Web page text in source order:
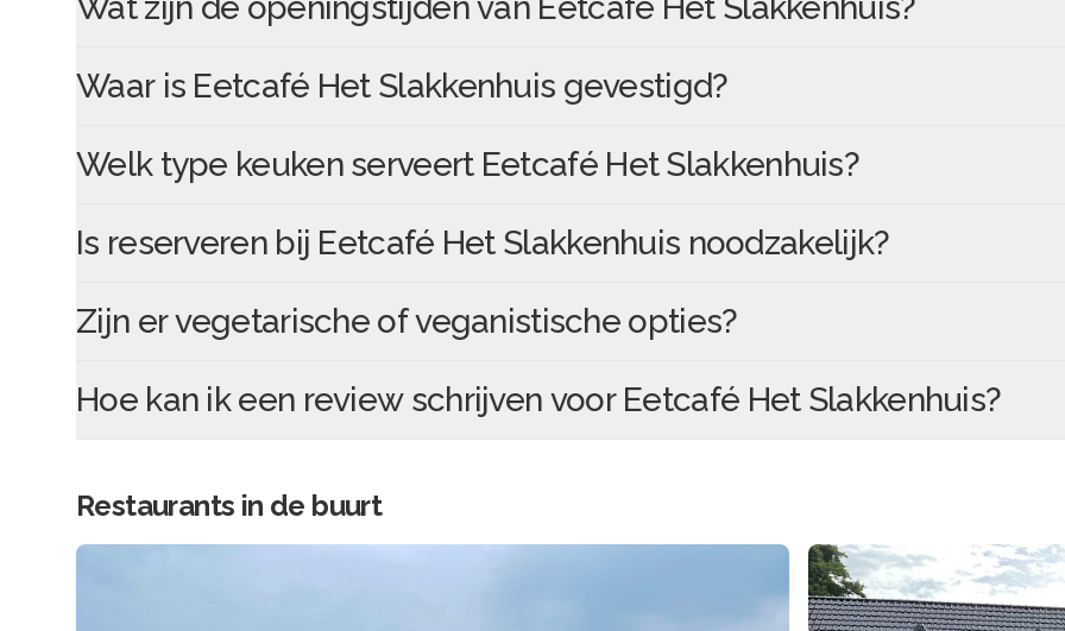
Waar is Eetcafé Het Slakkenhuis gevestigd?
Welk type keuken serveert Eetcafé Het Slakkenhuis?
Is reserveren bij Eetcafé Het Slakkenhuis noodzakelijk?
Zijn er vegetarische of veganistische opties?
Hoe kan ik een review schrijven voor Eetcafé Het Slakkenhuis?
Restaurants in de buurt